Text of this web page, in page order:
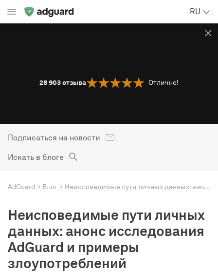
RU
28 903отзыва Отлично!
Подписаться на новости
Искать в блоге
AdGuard Блог Неисповедимые пути личных данных: анонс исследования AdGuard и примеры злоупотреблений
Неисповедимые пути личных
данных: анонс исследования
AdGuard и примеры
злоупотреблений